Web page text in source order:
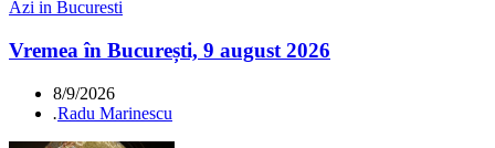
Azi in Bucuresti
Vremea în București, 9 august 2026
8/9/2026
.Radu Marinescu